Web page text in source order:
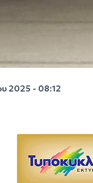
2025 - 08:12